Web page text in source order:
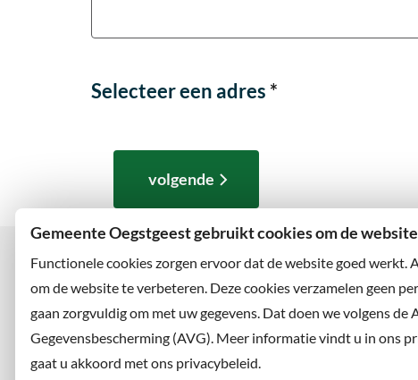
Gemeente Oegstgeest gebruikt cookies om de
Functionele cookies zorgen ervoor dat de website goed werkt.
om de website te verbeteren. Deze cookies verzamelen geen
gaan zorgvuldig om met uw gegevens. Dat doen we volgens de
Gegevensbescherming (AVG). Meer informatie vindt u in ons
gaat u akkoord met ons privacybeleid.
Selecteer een adres
Selecteer een adres *
volgende
Bezoekadres
Rhijngeesterstraatweg 13
2342 AN Oegstgeest
Wilt u